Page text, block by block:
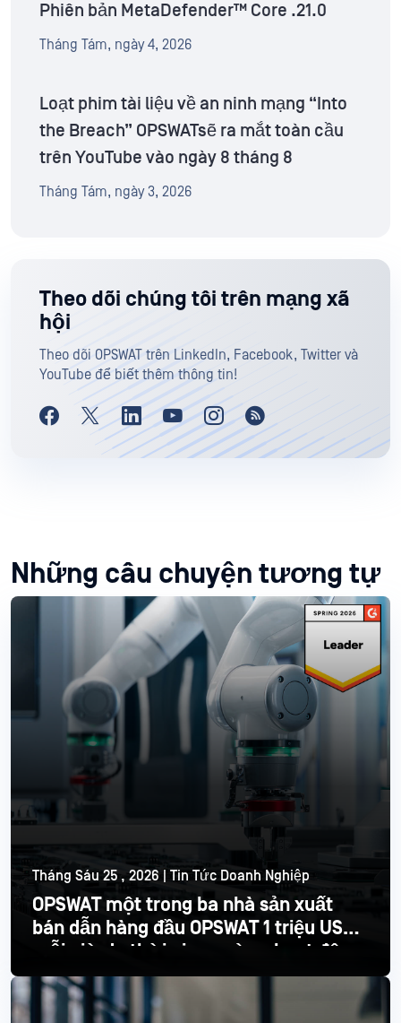
Phiên bản MetaDefender™ Core .21.0
Tháng Tám, ngày 4, 2026
Loạt phim tài liệu về an ninh mạng “Into
the Breach” OPSWATsẽ ra mắt toàn cầu
trên YouTube vào ngày 8 tháng 8
Tháng Tám, ngày 3, 2026
Theo dõi chúng tôi trên mạng xã
hội
Theo dõi OPSWAT trên LinkedIn, Facebook, Twitter và
YouTube để biết thêm thông tin!
Những câu chuyện tương tự
Tháng Sáu 25 , 2026 | Tin Tức Doanh Nghiệp
OPSWAT một trong ba nhà sản xuất
bán dẫn hàng đầu OPSWAT 1 triệu USD
mỗi giờ do thời gian ngừng hoạt động
Đọc thêm